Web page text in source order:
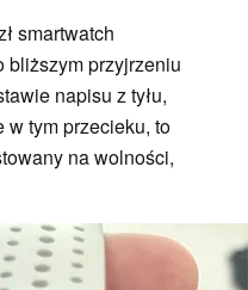
smartwatch
bliższym przyjrzeniu
napisu z tyłu,
w tym przecieku, to
na wolności,